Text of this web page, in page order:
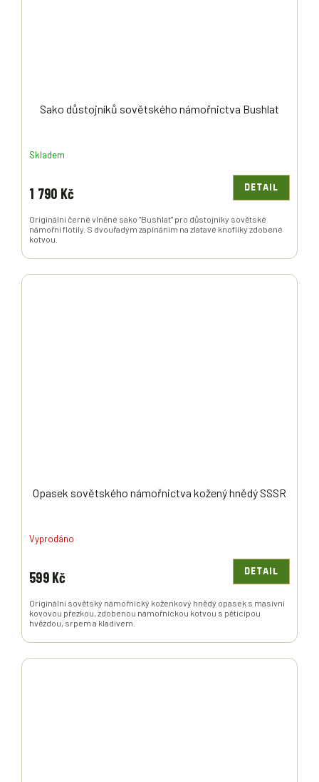
Sako důstojníků sovětského námořnictva Bushlat
Skladem
1 790 Kč DETAIL
Originální černé vlněné sako "Bushlat" pro důstojníky sovětské
námořní flotily. S dvouřadým zapínáním na zlatavé knoflíky zdobené
kotvou.
Opasek sovětského námořnictva kožený hnědý SSSR
Vyprodáno
599 Kč DETAIL
Originální sovětský námořnický koženkový hnědý opasek s masivní
kovovou přezkou, zdobenou námořnickou kotvou s pěticípou
hvězdou, srpem a kladivem.